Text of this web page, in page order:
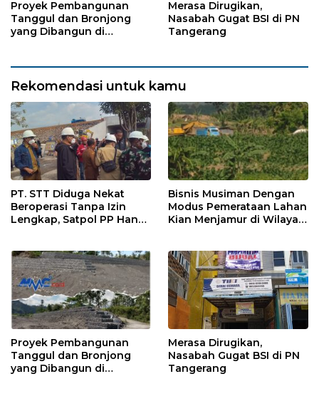
Proyek Pembangunan
Tanggul dan Bronjong
yang Dibangun di
Merasa Dirugikan,
Nasabah Gugat BSI di PN
Tangerang
Rekomendasi untuk kamu
PT. STT Diduga Nekat
Beroperasi Tanpa Izin
Lengkap, Satpol PP Hanya
Bisnis Musiman Dengan
Modus Pemerataan Lahan
Kian Menjamur di Wilayah
Proyek Pembangunan
Tanggul dan Bronjong
yang Dibangun di
Merasa Dirugikan,
Nasabah Gugat BSI di PN
Tangerang